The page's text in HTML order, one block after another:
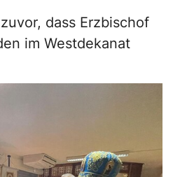
zuvor, dass Erzbischof
im Westdekanat